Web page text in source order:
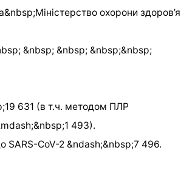
охорони здоров’я
&nbsp; &nbsp; &nbsp;&nbsp;
631 (в т.ч. методом ПЛР
493).
SARS-CoV-2 &ndash;&nbsp;7 496.